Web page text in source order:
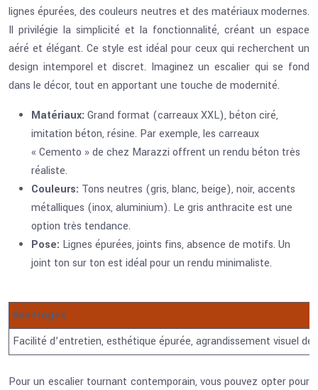
lignes épurées, des couleurs neutres et des matériaux modernes.
Il privilégie la simplicité et la fonctionnalité, créant un espace
aéré et élégant. Ce style est idéal pour ceux qui recherchent un
design intemporel et discret. Imaginez un escalier qui se fond
dans le décor, tout en apportant une touche de modernité.
Matériaux: Grand format (carreaux XXL), béton ciré,
imitation béton, résine. Par exemple, les carreaux
« Cemento » de chez Marazzi offrent un rendu béton très
réaliste.
Couleurs: Tons neutres (gris, blanc, beige), noir, accents
métalliques (inox, aluminium). Le gris anthracite est une
option très tendance.
Pose: Lignes épurées, joints fins, absence de motifs. Un
joint ton sur ton est idéal pour un rendu minimaliste.
Avantages
Facilité d’entretien, esthétique épurée, agrandissement visuel
Pour un escalier tournant contemporain, vous pouvez opter pour